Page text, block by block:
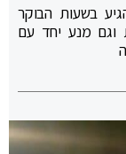
בשעות הבוקר
וגם מנע יחד עם